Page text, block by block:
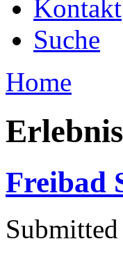
Kontakt
Suche
Home
Freibad